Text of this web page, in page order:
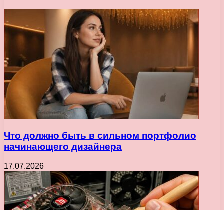
Что должно быть в сильном портфолио
начинающего дизайнера
17.07.2026